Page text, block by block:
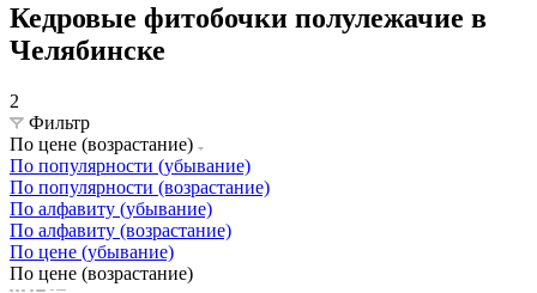
Кедровые фитобочки полулежачие в
Челябинске
2
Фильтр
По цене (возрастание)
По популярности (убывание)
По популярности (возрастание)
По алфавиту (убывание)
По алфавиту (возрастание)
По цене (убывание)
По цене (возрастание)